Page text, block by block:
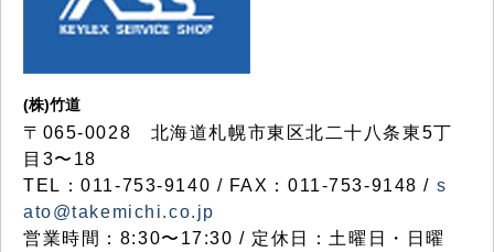
(株)竹道
〒065-0028 北海道札幌市東区北二十八条東5丁
目3〜18
TEL：011-753-9140 / FAX：011-753-9148 / s
ato@takemichi.co.jp
営業時間：8:30〜17:30 / 定休日：土曜日・日曜